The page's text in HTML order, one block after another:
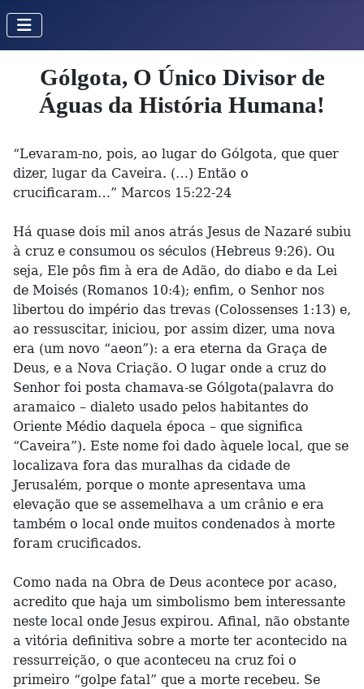
Gólgota, O Único Divisor de
Águas da História Humana!
“Levaram-no, pois, ao lugar do Gólgota, que quer
dizer, lugar da Caveira. (…) Então o
crucificaram…” Marcos 15:22-24
Há quase dois mil anos atrás Jesus de Nazaré subiu
à cruz e consumou os séculos (Hebreus 9:26). Ou
seja, Ele pôs fim à era de Adão, do diabo e da Lei
de Moisés (Romanos 10:4); enfim, o Senhor nos
libertou do império das trevas (Colossenses 1:13) e,
ao ressuscitar, iniciou, por assim dizer, uma nova
era (um novo “aeon”): a era eterna da Graça de
Deus, e a Nova Criação. O lugar onde a cruz do
Senhor foi posta chamava-se Gólgota(palavra do
aramaico – dialeto usado pelos habitantes do
Oriente Médio daquela época – que significa
“Caveira”). Este nome foi dado àquele local, que se
localizava fora das muralhas da cidade de
Jerusalém, porque o monte apresentava uma
elevação que se assemelhava a um crânio e era
também o local onde muitos condenados à morte
foram crucificados.
Como nada na Obra de Deus acontece por acaso,
acredito que haja um simbolismo bem interessante
neste local onde Jesus expirou. Afinal, não obstante
a vitória definitiva sobre a morte ter acontecido na
ressurreição, o que aconteceu na cruz foi o
primeiro “golpe fatal” que a morte recebeu. Se